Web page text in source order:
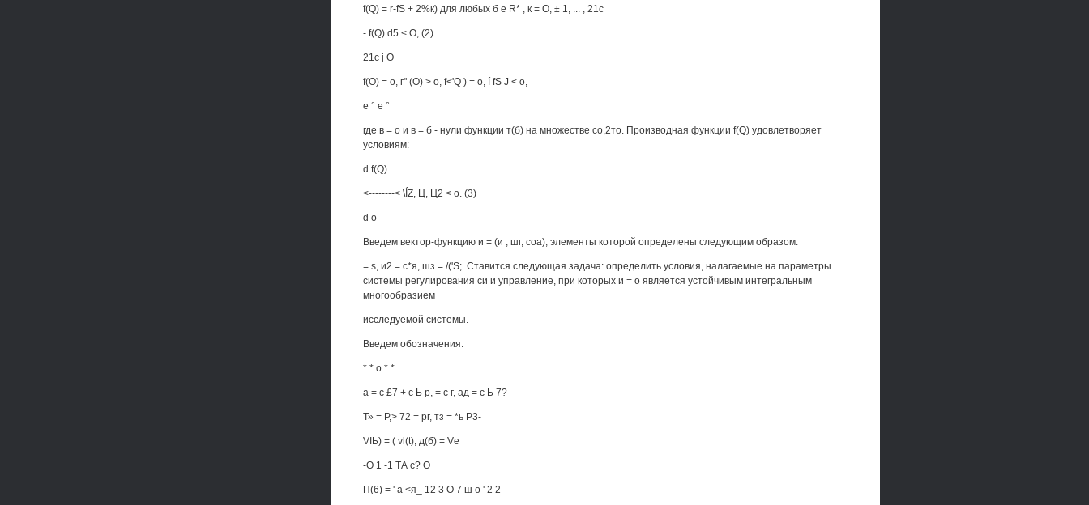
f(Q) = r-fS + 2%к) для любых б e R* , к = О, ± 1, ... , 21с
- f(Q) d5 < О, (2)
21с j О
f(O) = о, г" (О) > о, f<'Q ) = о, í fS J < о,
е ° е °
где в = о и в = б - нули функции т(б) на множестве со,2то. Производная функции f(Q) удовлетворяет
условиям:
d f(Q)
<--------< \ÍZ, Ц, Ц2 < о. (3)
d о
Введем вектор-функцию и = (и , шг, соа), элементы которой определены следующим образом:
= s, и2 = с*я, шз = /('S;. Ставится следующая задача: определить условия, налагаемые на параметры
системы регулирования си и управление, при которых и = о является устойчивым интегральным
многообразием
исследуемой системы.
Введем обозначения:
* * о * *
а = с £7 + с Ь р, = с г, ад = с Ь 7?
Т» = Р,> 72 = рг, тз = *ь Р3-
VIЬ) = ( vl(t), д(б) = Vе
-О 1 -1 ТА с? О
П(6) = ' а <я_ 12 3 О 7 ш о ' 2 2